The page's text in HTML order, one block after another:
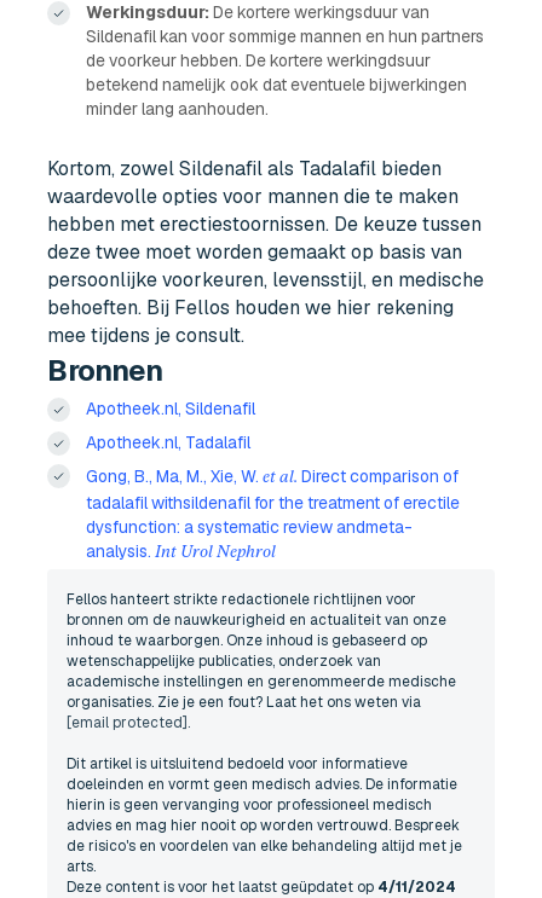
Werkingsduur: De kortere werkingsduur van
Sildenafil kan voor sommige mannen en hun partners
de voorkeur hebben. De kortere werkingdsuur
betekend namelijk ook dat eventuele bijwerkingen
minder lang aanhouden.
Kortom, zowel Sildenafil als Tadalafil bieden
waardevolle opties voor mannen die te maken
hebben met erectiestoornissen. De keuze tussen
deze twee moet worden gemaakt op basis van
persoonlijke voorkeuren, levensstijl, en medische
behoeften. Bij Fellos houden we hier rekening
mee tijdens je consult.
Bronnen
Apotheek.nl, Sildenafil
Apotheek.nl, Tadalafil
Gong, B., Ma, M., Xie, W. et al. Direct comparison of
tadalafil withsildenafil for the treatment of erectile
dysfunction: a systematic review andmeta-
analysis. Int Urol Nephrol
Fellos hanteert strikte redactionele richtlijnen voor
bronnen om de nauwkeurigheid en actualiteit van onze
inhoud te waarborgen. Onze inhoud is gebaseerd op
wetenschappelijke publicaties, onderzoek van
academische instellingen en gerenommeerde medische
organisaties. Zie je een fout? Laat het ons weten via
[email protected] .
Dit artikel is uitsluitend bedoeld voor informatieve
doeleinden en vormt geen medisch advies. De informatie
hierin is geen vervanging voor professioneel medisch
advies en mag hier nooit op worden vertrouwd. Bespreek
de risico's en voordelen van elke behandeling altijd met je
arts.
Deze content is voor het laatst geüpdatet op 4/11/2024